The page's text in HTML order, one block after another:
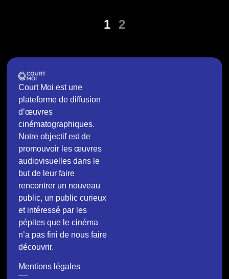
1 2
Court Moi est une
plateforme de diffusion
d’œuvres
cinématographiques.
Notre objectif est de
promouvoir les œuvres
audiovisuelles dans le
but de leur faire
rencontrer un nouveau
public, un public curieux
et intéressé par les
pépites que le cinéma
n’a pas fini de nous faire
découvrir.
Mentions légales